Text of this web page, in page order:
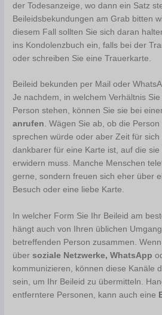
der Todesanzeige, wo dann ein Satz
Beileidsbekundungen am Grab bitten
diesem Fall sollten Sie sich daran
ins Kondolenzbuch ein, falls bei der
oder schreiben Sie eine Trauerkarte.
Beileid bekunden per Mail oder
Je nachdem, in welchem Verhältnis
Person stehen, können Sie sie bei
anrufen. Wägen Sie ab, ob die
sprechen würde oder aber Zeit für
dankbarer für eine Karte ist, auf die
erwidern muss. Manche Menschen
gerne, sondern freuen sich eher über
Besuch oder eine liebe Karte.
In welcher Form Sie Ihr Beileid am
hängt auch von Ihren üblichen
betreffenden Person zusammen.
übersoziale Netzwerke, WhatsApp
kommunizieren, können diese Kanäle
sein, um Ihr Beileid zu übermitteln.
entferntere Personen, kann auch eine